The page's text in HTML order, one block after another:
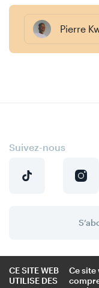
Pierre
Suivez-nous
CE SITE WEB
UTILISE DES
Ce site